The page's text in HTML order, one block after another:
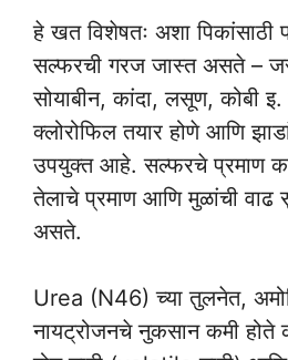
हे खत विशेषतः अशा पिकांसाठी
सल्फरची गरज जास्त असते –
सोयाबीन, कांदा, लसूण, कोबी इ.
क्लोरोफिल तयार होणे आणि
उपयुक्त आहे. सल्फरचे प्रमाण
तेलाचे प्रमाण आणि मुळांची वाढ
असते.
Urea (N46) च्या तुलनेत,
नायट्रोजनचे नुकसान कमी होते